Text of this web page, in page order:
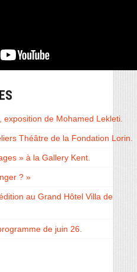
exposition de Mohamed Lekleti.
Théâtre de la Fondation Lorin.
» à la Gallery Kent.
? »
au Grand Hôtel Villa de
de juin 26.